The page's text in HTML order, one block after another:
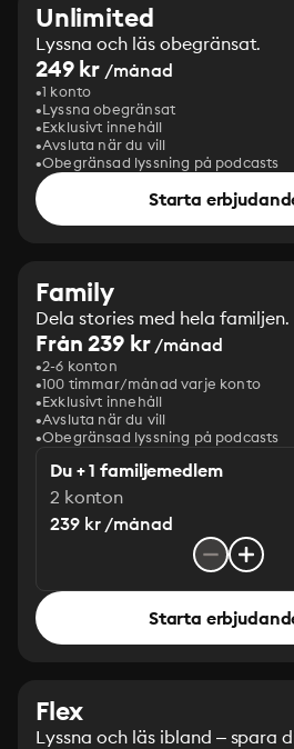
Unlimited
Lyssna och läs obegränsat.
249 kr /månad
1 konto
Lyssna obegränsat
Exklusivt innehåll
Avsluta när du vill
Obegränsad lyssning på podcasts
Starta
Family
Dela stories med hela familjen.
Från 239 kr/månad
2-6 konton
100 timmar/månad varje konto
Exklusivt innehåll
Avsluta när du vill
Obegränsad lyssning på podcasts
Du + 1 familjemedlem
2 konton
239 kr /månad
Starta
Flex
Lyssna och läs ibland – spara